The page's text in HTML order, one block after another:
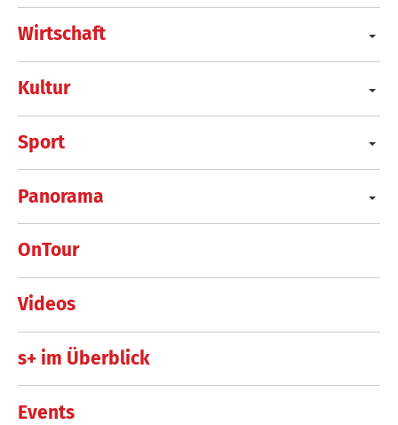
Wirtschaft
Kultur
Sport
Panorama
OnTour
Videos
s+ im Überblick
Events